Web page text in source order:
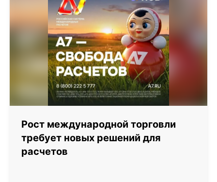
Рост международной торговли
требует новых решений для
расчетов